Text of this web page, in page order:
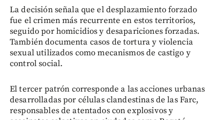
La decisión señala que el desplazamiento forzado
fue el crimen más recurrente en estos territorios,
seguido por homicidios y desapariciones forzadas.
También documenta casos de tortura y violencia
sexual utilizados como mecanismos de castigo y
control social.
El tercer patrón corresponde a las acciones urbanas
desarrolladas por células clandestinas de las Farc,
responsables de atentados con explosivos y